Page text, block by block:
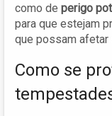
como de perigo
para que estejam
que possam afetar
Como se